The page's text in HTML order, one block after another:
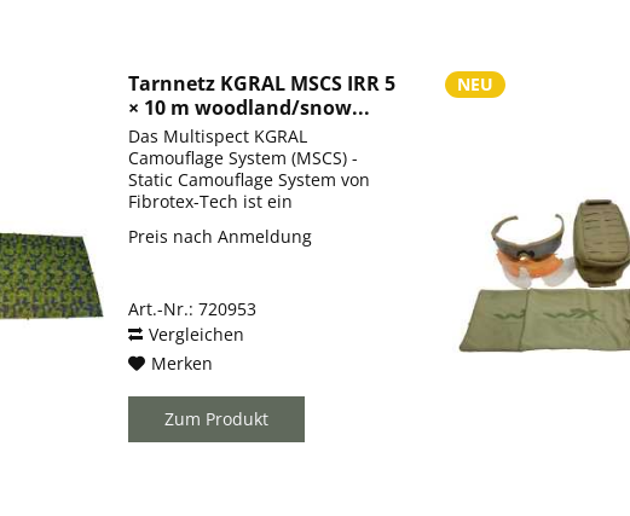
Tarnnetz KGRAL MSCS IRR 5
× 10 m woodland/snow...
Das Multispect KGRAL
Camouflage System (MSCS) -
Static Camouflage System von
Fibrotex-Tech ist ein
Hochleistungs-Tarnnetz der
unter realen
Einsatzbedingungen....
Preis nach Anmeldung
Art.-Nr.: 720953
Vergleichen
Merken
Zum Produkt
NEU